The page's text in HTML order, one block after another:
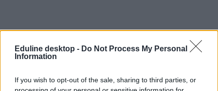
Eduline desktop - Do Not Process My Personal
Information
If you wish to opt-out of the sale, sharing to third parties, or